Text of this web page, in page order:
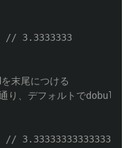
// 3.3333333
末尾につける
り、デフォルトでdobule型
// 3.3333333333333335